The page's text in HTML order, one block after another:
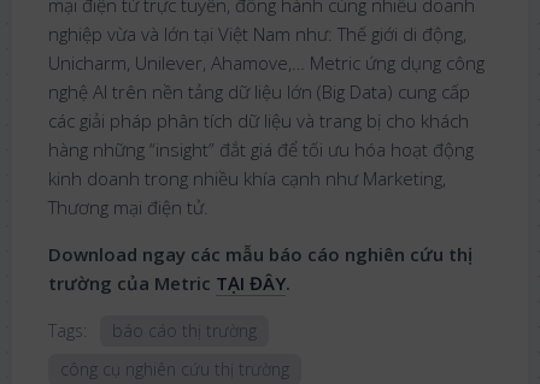
mại điện tử trực tuyến, đồng hành cùng nhiều doanh
nghiệp vừa và lớn tại Việt Nam như: Thế giới di động,
Unicharm, Unilever, Ahamove,… Metric ứng dụng công
nghệ AI trên nền tảng dữ liệu lớn (Big Data) cung cấp
các giải pháp phân tích dữ liệu và trang bị cho khách
hàng những “insight” đắt giá để tối ưu hóa hoạt động
kinh doanh trong nhiều khía cạnh như Marketing,
Thương mại điện tử.
Download ngay các mẫu báo cáo nghiên cứu thị
trường của Metric TẠI ĐÂY.
Tags:
báo cáo thị trường
công cụ nghiên cứu thị trường